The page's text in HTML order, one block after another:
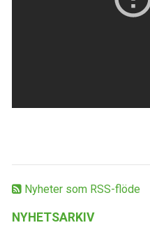
Nyheter som RSS-flöde
NYHETSARKIV